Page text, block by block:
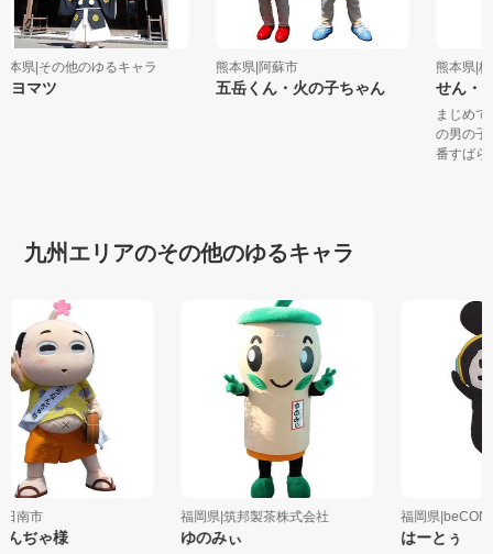
熊本県|その他のゆるキャラ
チヨマツ
熊本県|阿蘇市
五岳くん・火の子ちゃん
熊本県|
せん
まじめ
の男の
番すば
九州エリアのその他のゆるキャラ
南市
ぢゃ様
福岡県|筑邦製茶株式会社
ゆのみぃ
福岡県
はーとぅ